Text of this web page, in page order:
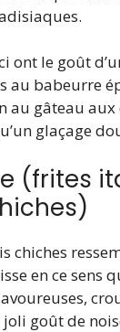
ont le goût
au babeurre
au gâteau aux
glaçage
(frites
chiches
en ce sens
goût de